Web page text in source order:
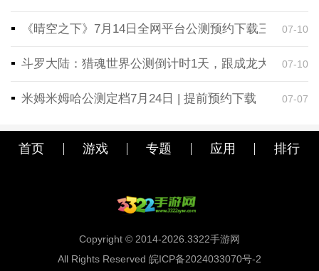
《晴空之下》7月14日全网平台公测预约下载三端同步
07-10
斗罗大陆：猎魂世界公测倒计时1天，跟成龙大哥一起
07-10
米姆米姆哈公测定档7月24日 | 提前预约下载 07-07
首页 游戏 专题 应用 排行
Copyright © 2014-2026.3322手游网
All Rights Reserved 皖ICP备2024033070号-2